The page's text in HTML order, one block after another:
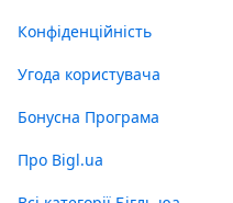
Конфіденційність
Угода користувача
Бонусна Програма
Про Bigl.ua